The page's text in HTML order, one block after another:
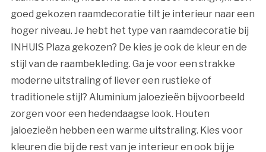
goed gekozen raamdecoratie tilt je interieur naar een
hoger niveau. Je hebt het type van raamdecoratie bij
INHUIS Plaza gekozen? De kies je ook de kleur en de
stijl van de raambekleding. Ga je voor een strakke
moderne uitstraling of liever een rustieke of
traditionele stijl? Aluminium jaloezieën bijvoorbeeld
zorgen voor een hedendaagse look. Houten
jaloezieën hebben een warme uitstraling. Kies voor
kleuren die bij de rest van je interieur en ook bij je